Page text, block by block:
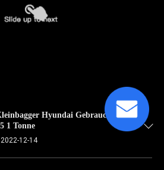
Hyundai Gebrauchte
1 Tonne
2022-12-14